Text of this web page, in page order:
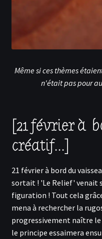
Même si ces thèmes
n'était pas pour
[21 février à
créatif...]
21 février à bord du
sortait ! 'Le Relief' venait
figuration ! Tout cela
mena à rechercher la
progressivement naître
le principe essaimera